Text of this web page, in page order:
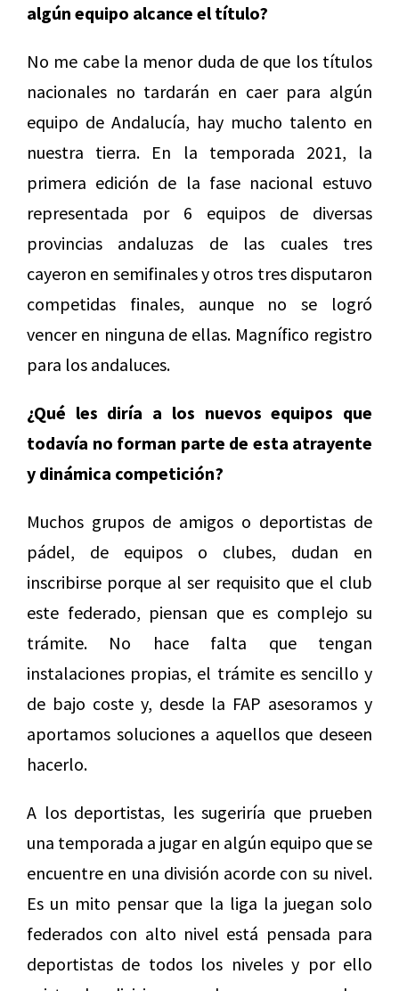
algún equipo alcance el título?
No me cabe la menor duda de que los títulos
nacionales no tardarán en caer para algún
equipo de Andalucía, hay mucho talento en
nuestra tierra. En la temporada 2021, la
primera edición de la fase nacional estuvo
representada por 6 equipos de diversas
provincias andaluzas de las cuales tres
cayeron en semifinales y otros tres disputaron
competidas finales, aunque no se logró
vencer en ninguna de ellas. Magnífico registro
para los andaluces.
¿Qué les diría a los nuevos equipos que
todavía no forman parte de esta atrayente
y dinámica competición?
Muchos grupos de amigos o deportistas de
pádel, de equipos o clubes, dudan en
inscribirse porque al ser requisito que el club
este federado, piensan que es complejo su
trámite. No hace falta que tengan
instalaciones propias, el trámite es sencillo y
de bajo coste y, desde la FAP asesoramos y
aportamos soluciones a aquellos que deseen
hacerlo.
A los deportistas, les sugeriría que prueben
una temporada a jugar en algún equipo que se
encuentre en una división acorde con su nivel.
Es un mito pensar que la liga la juegan solo
federados con alto nivel está pensada para
deportistas de todos los niveles y por ello